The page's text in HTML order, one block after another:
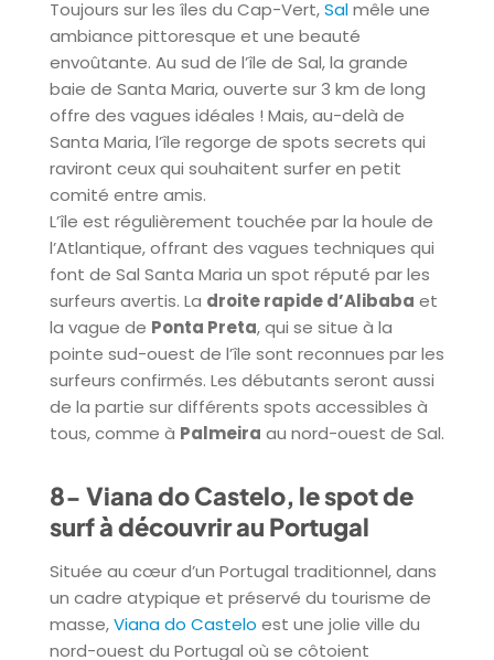
Toujours sur les îles du Cap-Vert,Salmêle une
ambiance pittoresque et une beauté
envoûtante. Au sud de l’île de Sal, la grande
baie de Santa Maria, ouverte sur 3 km de long
offre des vagues idéales ! Mais, au-delà de
Santa Maria, l’île regorge de spots secrets qui
raviront ceux qui souhaitent surfer en petit
comité entre amis.
L’île est régulièrement touchée par la houle de
l’Atlantique, offrant des vagues techniques qui
font de Sal Santa Maria un spot réputé par les
surfeurs avertis. La droite rapide d’Alibaba et
la vague de Ponta Preta, qui se situe à la
pointe sud-ouest de l’île sont reconnues par les
surfeurs confirmés. Les débutants seront aussi
de la partie sur différents spots accessibles à
tous, comme à Palmeira au nord-ouest de Sal.
8- Viana do Castelo, le spot de
surf à découvrir au Portugal
Située au cœur d’un Portugal traditionnel, dans
un cadre atypique et préservé du tourisme de
masse,Viana do Castelo est une jolie ville du
nord-ouest du Portugal où se côtoient